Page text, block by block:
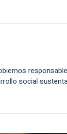
social